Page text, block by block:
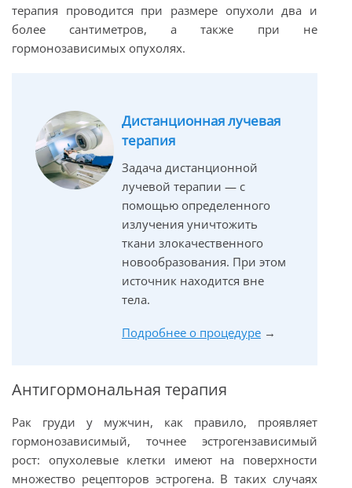
терапия проводится при размере опухоли два и
более сантиметров, а также при не
гормонозависимых опухолях.
Дистанционная лучевая
терапия
Задача дистанционной
лучевой терапии — с
помощью определенного
излучения уничтожить
ткани злокачественного
новообразования. При этом
источник находится вне
тела.
Подробнее о процедуре →
Антигормональная терапия
Рак груди у мужчин, как правило, проявляет
гормонозависимый, точнее эстрогензависимый
рост: опухолевые клетки имеют на поверхности
множество рецепторов эстрогена. В таких случаях